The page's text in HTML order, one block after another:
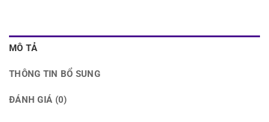
MÔ TẢ
THÔNG TIN BỔ SUNG
ĐÁNH GIÁ (0)